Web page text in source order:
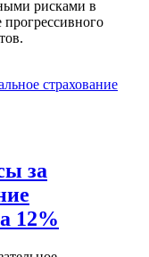
рисками в
прогрессивного
за
12%